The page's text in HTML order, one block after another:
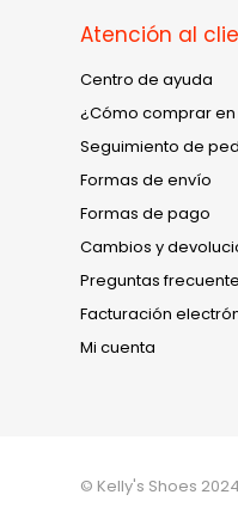
Atención al
Centro de ayuda
¿Cómo comprar
Seguimiento de
Formas de envío
Formas de pago
Cambios y
Preguntas
Facturación
Mi cuenta
© Kelly's Shoes